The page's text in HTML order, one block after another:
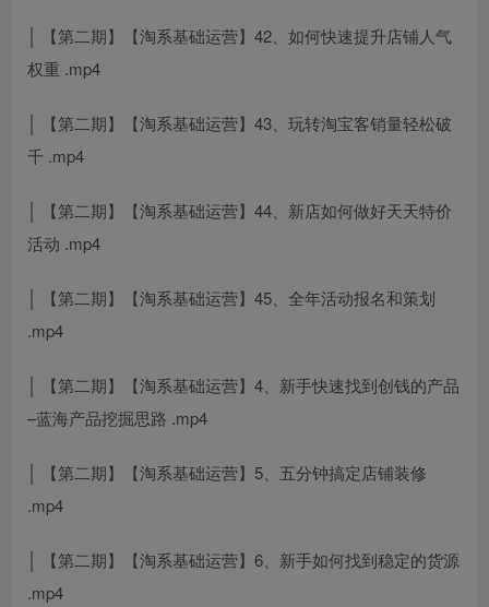
│ 【第二期】【淘系基础运营】42、如何快速提升店铺人气
权重 .mp4
│ 【第二期】【淘系基础运营】43、玩转淘宝客销量轻松破
千 .mp4
│ 【第二期】【淘系基础运营】44、新店如何做好天天特价
活动 .mp4
│ 【第二期】【淘系基础运营】45、全年活动报名和策划
.mp4
│ 【第二期】【淘系基础运营】4、新手快速找到创钱的产品
–蓝海产品挖掘思路 .mp4
│ 【第二期】【淘系基础运营】5、五分钟搞定店铺装修
.mp4
│ 【第二期】【淘系基础运营】6、新手如何找到稳定的货源
.mp4